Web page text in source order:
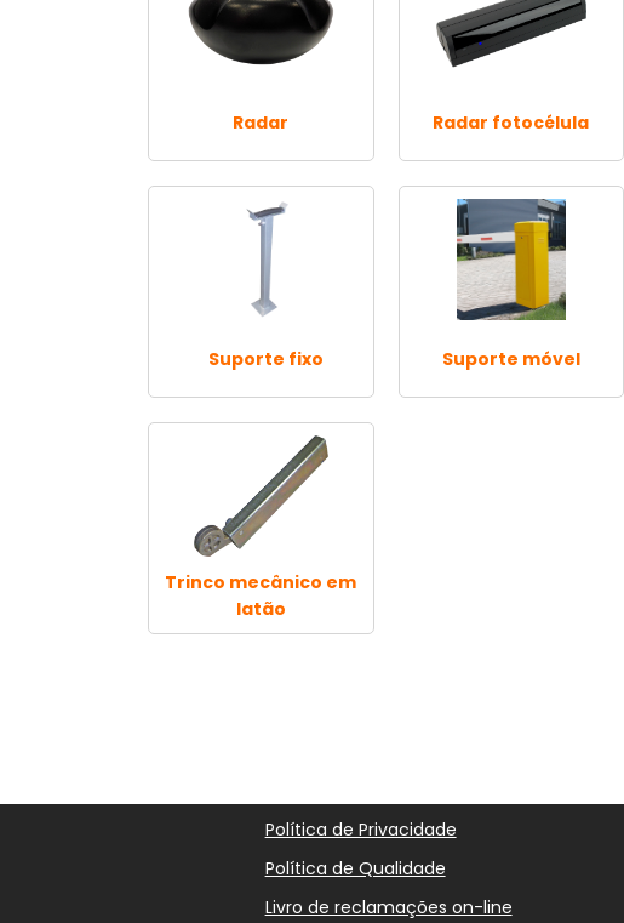
Radar Radar fotocélula
Suporte fixo Suporte móvel
Trinco mecânico em
latão
Política de Privacidade
Política de Qualidade
Livro de reclamações on-line